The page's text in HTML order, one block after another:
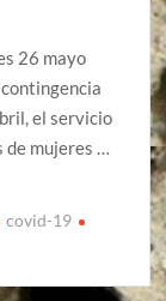
26 mayo
el servicio
de mujeres …
covid-19